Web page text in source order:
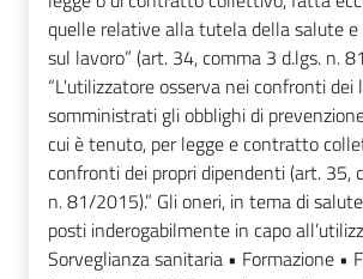
quelle relative alla tutela della salute e
sul lavoro” (art. 34, comma 3 d.lgs. n.
“L'utilizzatore osserva nei confronti dei
somministrati gli obblighi di
cui è tenuto, per legge e contratto
confronti dei propri dipendenti (art. 35,
n. 81/2015).” Gli oneri, in tema di
posti inderogabilmente in capo
Sorveglianza sanitaria • Formazione •